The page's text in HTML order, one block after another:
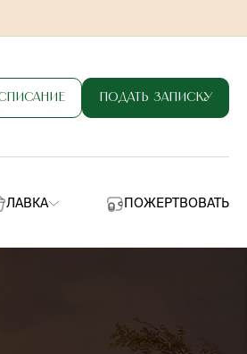
Подать записку
ЛАВКА ПОЖЕРТВОВАТЬ